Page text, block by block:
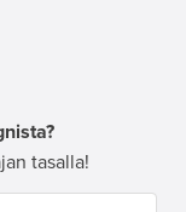
tasalla!